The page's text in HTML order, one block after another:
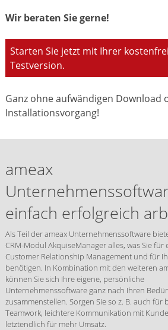
Wir beraten Sie gerne!
Starten Sie jetzt mit Ihrer
Testversion.
Ganz ohne aufwändigen Download
Installationsvorgang!
ameax
einfach erfolgreich
Als Teil der ameax Unternehmenssoftware
CRM-Modul AkquiseManager alles, was Sie für
Customer Relationship Management und für
benötigen. In Kombination mit den weiteren
können Sie sich Ihre eigene, persönliche
Unternehmenssoftware ganz nach Ihren
zusammenstellen. Sorgen Sie so z. B. auch für
Teamwork, leichtere Kommunikation mit
letztendlich für mehr Umsatz.